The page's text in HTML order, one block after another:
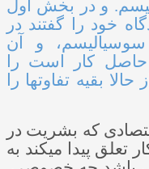
و در بخش اول
خود را گفتند در
سوسیالیسم، و آن
کار است را
بقیه تفاوت­ها را
که بشریت در
تعلق پیدا می­کند به